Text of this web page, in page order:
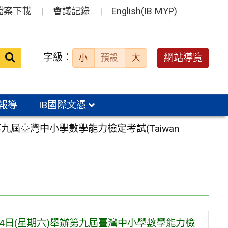
案下載 會議記錄 English(IB MYP)
送出 字級： 小 預設 大 網站導覽
導 IB國際文憑
屆臺灣中小學數學能力檢定考試(Taiwan
(星期六)舉辦第九屆臺灣中小學數學能力檢